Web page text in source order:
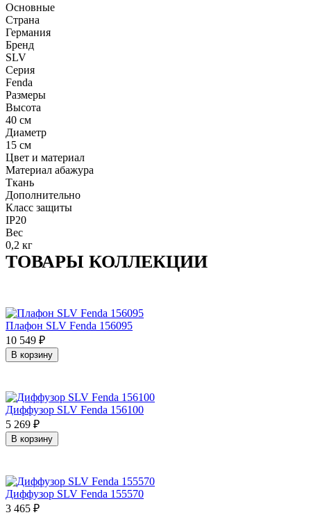
Основные
Страна
Германия
Бренд
SLV
Серия
Fenda
Размеры
Высота
40 см
Диаметр
15 см
Цвет и материал
Материал абажура
Ткань
Дополнительно
Класс защиты
IP20
Вес
0,2 кг
ТОВАРЫ КОЛЛЕКЦИИ
Плафон SLV Fenda 156095
10 549 ₽
В корзину
Диффузор SLV Fenda 156100
5 269 ₽
В корзину
Диффузор SLV Fenda 155570
3 465 ₽